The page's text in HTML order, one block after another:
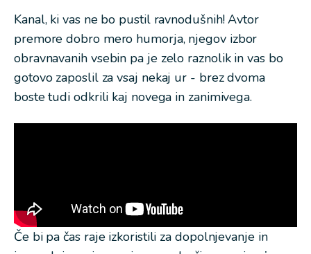
Kanal, ki vas ne bo pustil ravnodušnih! Avtor
premore dobro mero humorja, njegov izbor
obravnavanih vsebin pa je zelo raznolik in vas bo
gotovo zaposlil za vsaj nekaj ur - brez dvoma
boste tudi odkrili kaj novega in zanimivega.
Če bi pa čas raje izkoristili za dopolnjevanje in